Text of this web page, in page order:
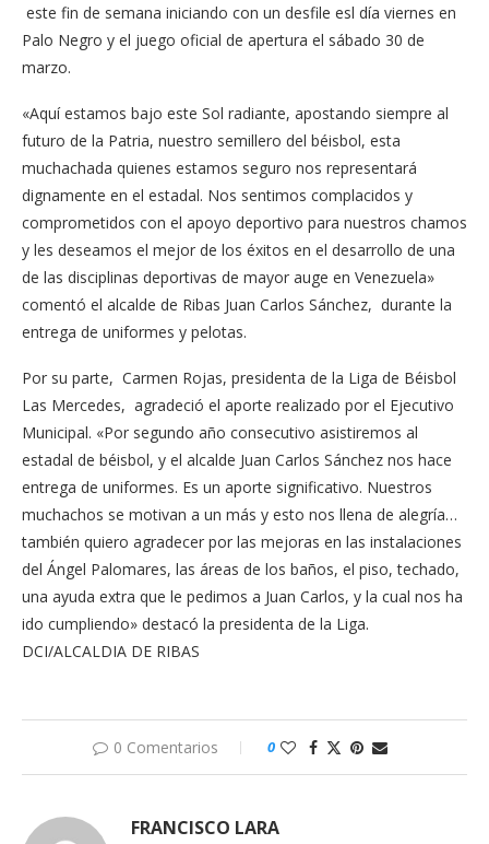
este fin de semana iniciando con un desfile esl día viernes en
Palo Negro y el juego oficial de apertura el sábado 30 de
marzo.
«Aquí estamos bajo este Sol radiante, apostando siempre al
futuro de la Patria, nuestro semillero del béisbol, esta
muchachada quienes estamos seguro nos representará
dignamente en el estadal. Nos sentimos complacidos y
comprometidos con el apoyo deportivo para nuestros chamos
y les deseamos el mejor de los éxitos en el desarrollo de una
de las disciplinas deportivas de mayor auge en Venezuela»
comentó el alcalde de Ribas Juan Carlos Sánchez, durante la
entrega de uniformes y pelotas.
Por su parte, Carmen Rojas, presidenta de la Liga de Béisbol
Las Mercedes, agradeció el aporte realizado por el Ejecutivo
Municipal. «Por segundo año consecutivo asistiremos al
estadal de béisbol, y el alcalde Juan Carlos Sánchez nos hace
entrega de uniformes. Es un aporte significativo. Nuestros
muchachos se motivan a un más y esto nos llena de alegría…
también quiero agradecer por las mejoras en las instalaciones
del Ángel Palomares, las áreas de los baños, el piso, techado,
una ayuda extra que le pedimos a Juan Carlos, y la cual nos ha
ido cumpliendo» destacó la presidenta de la Liga.
DCI/ALCALDIA DE RIBAS
0 Comentarios 0
FRANCISCO LARA